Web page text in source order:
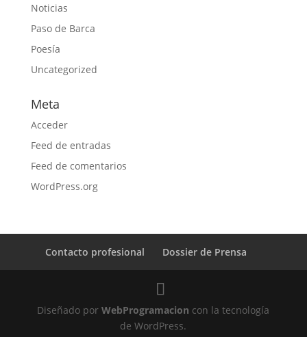
Noticias
Paso de Barca
Poesía
Uncategorized
Meta
Acceder
Feed de entradas
Feed de comentarios
WordPress.org
Contacto profesional Dossier de Prensa
Diseñado porWebProgramacion con la tecnología
de WordPress.